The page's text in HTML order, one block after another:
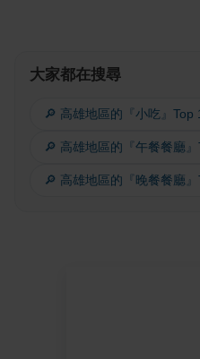
大家都在搜尋
🔎 高雄地區的『小吃』Top
🔎 高雄地區的『午餐餐廳』
🔎 高雄地區的『晚餐餐廳』